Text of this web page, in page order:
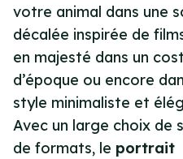
votre animal dans une
décalée inspirée de
en majesté dans un
d’époque ou encore
style minimaliste et
Avec un large choix de
de formats, le portrait